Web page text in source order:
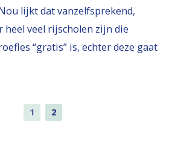
lijkt dat vanzelfsprekend,
heel veel rijscholen zijn die
“gratis” is, echter deze gaat
1 2